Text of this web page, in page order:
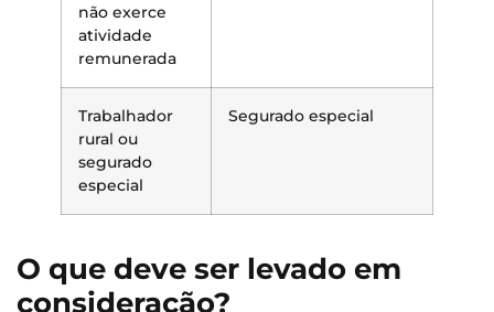
não exerce
atividade
remunerada
Trabalhador
rural ou
segurado
especial
Segurado especial
O que deve ser levado em
consideração?